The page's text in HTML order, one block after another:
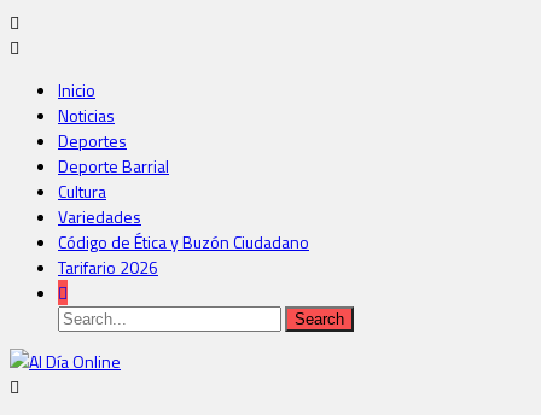
Inicio
Noticias
Deportes
Deporte Barrial
Cultura
Variedades
Código de Ética y Buzón Ciudadano
Tarifario 2026